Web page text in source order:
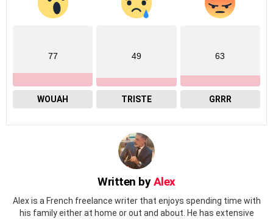
77
WOUAH
49
TRISTE
63
GRRR
Written byAlex
Alex is a French freelance writer that enjoys spending time with
his family either at home or out and about. He has extensive